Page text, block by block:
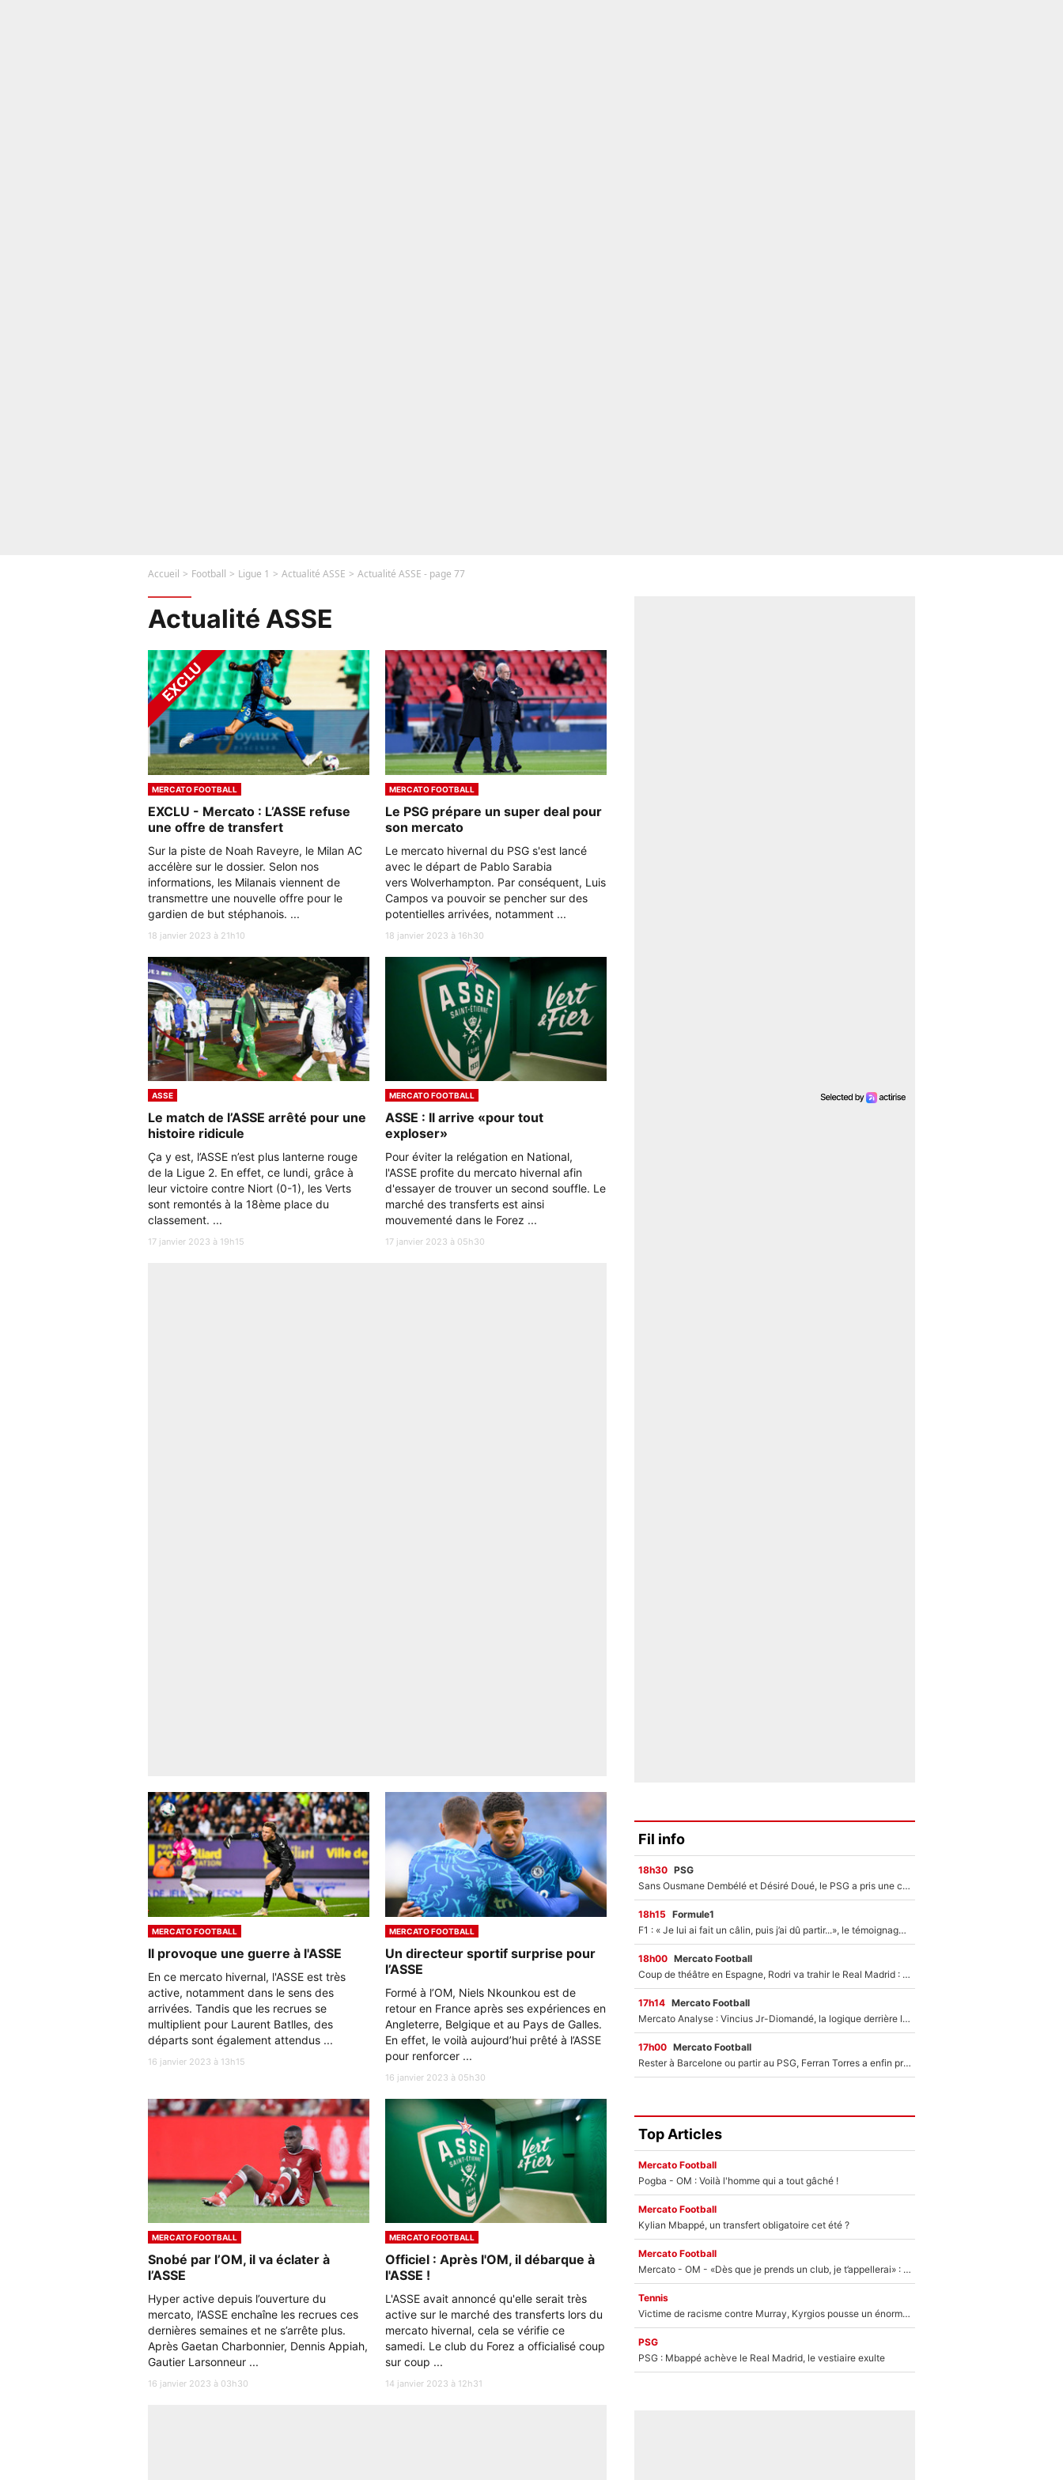
Accueil Football Ligue 1 Actualité ASSE Actualité ASSE - page 77
Actualité ASSE
MERCATO FOOTBALL
EXCLU - Mercato : L’ASSE refuse
une offre de transfert
Sur la piste de Noah Raveyre, le Milan AC
accélère sur le dossier. Selon nos
informations, les Milanais viennent de
transmettre une nouvelle offre pour le
gardien de but stéphanois. ...
18 janvier 2023 à 21h10
MERCATO FOOTBALL
Le PSG prépare un super deal pour
son mercato
Le mercato hivernal du PSG s'est lancé
avec le départ de Pablo Sarabia
vers Wolverhampton. Par conséquent, Luis
Campos va pouvoir se pencher sur des
potentielles arrivées, notamment ...
18 janvier 2023 à 16h30
ASSE
Le match de l’ASSE arrêté pour une
histoire ridicule
Ça y est, l’ASSE n’est plus lanterne rouge
de la Ligue 2. En effet, ce lundi, grâce à
leur victoire contre Niort (0-1), les Verts
sont remontés à la 18ème place du
classement. ...
17 janvier 2023 à 19h15
MERCATO FOOTBALL
ASSE : Il arrive «pour tout
exploser»
Pour éviter la relégation en National,
l'ASSE profite du mercato hivernal afin
d'essayer de trouver un second souffle. Le
marché des transferts est ainsi
mouvementé dans le Forez ...
17 janvier 2023 à 05h30
MERCATO FOOTBALL
Il provoque une guerre à l'ASSE
En ce mercato hivernal, l'ASSE est très
active, notamment dans le sens des
arrivées. Tandis que les recrues se
multiplient pour Laurent Batlles, des
départs sont également attendus ...
16 janvier 2023 à 13h15
MERCATO FOOTBALL
Un directeur sportif surprise pour
l’ASSE
Formé à l’OM, Niels Nkounkou est de
retour en France après ses expériences en
Angleterre, Belgique et au Pays de Galles.
En effet, le voilà aujourd’hui prêté à l’ASSE
pour renforcer ...
16 janvier 2023 à 05h30
MERCATO FOOTBALL
Snobé par l’OM, il va éclater à
l’ASSE
Hyper active depuis l’ouverture du
mercato, l’ASSE enchaîne les recrues ces
dernières semaines et ne s’arrête plus.
Après Gaetan Charbonnier, Dennis Appiah,
Gautier Larsonneur ...
16 janvier 2023 à 03h30
MERCATO FOOTBALL
Officiel : Après l'OM, il débarque à
l'ASSE !
L'ASSE avait annoncé qu'elle serait très
active sur le marché des transferts lors du
mercato hivernal, cela se vérifie ce
samedi. Le club du Forez a officialisé coup
sur coup ...
14 janvier 2023 à 12h31
Fil info
18h30 PSG
Sans Ousmane Dembélé et Désiré Doué, le PSG a pris une correction face à Majorque : Luis Enrique attend avec impatience des renforts !
18h15 Formule1
F1 : « Je lui ai fait un câlin, puis j’ai dû partir...», le témoignage émouvant de Max Verstappen sur sa fille
18h00 Mercato Football
Coup de théâtre en Espagne, Rodri va trahir le Real Madrid : Le Ballon d'Or a choisi de signer au FC Barcelone !
17h14 Mercato Football
Mercato Analyse : Vincius Jr-Diomandé, la logique derrière la concordance des temps
17h00 Mercato Football
Rester à Barcelone ou partir au PSG, Ferran Torres a enfin pris sa décision : La course contre la montre est lancée !
Top Articles
Mercato Football
Pogba - OM : Voilà l'homme qui a tout gâché !
Mercato Football
Kylian Mbappé, un transfert obligatoire cet été ?
Mercato Football
Mercato - OM - «Dès que je prends un club, je t’appellerai» : La promesse de Marcelino au moment de claquer la porte
Tennis
Victime de racisme contre Murray, Kyrgios pousse un énorme coup de gueule !
PSG
PSG : Mbappé achève le Real Madrid, le vestiaire exulte